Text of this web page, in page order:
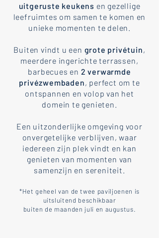
uitgeruste keukens en gezellige
leefruimtes om samen te komen en
unieke momenten te delen.
Buiten vindt u een grote privétuin,
meerdere ingerichte terrassen,
barbecues en 2 verwarmde
privézwembaden, perfect om te
ontspannen en volop van het
domein te genieten.
Een uitzonderlijke omgeving voor
onvergetelijke verblijven, waar
iedereen zijn plek vindt en kan
genieten van momenten van
samenzijn en sereniteit.
*Het geheel van de twee paviljoenen is
uitsluitend beschikbaar
buiten de maanden juli en augustus.